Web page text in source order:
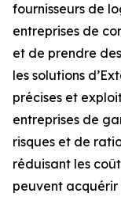
fournisseurs de
entreprises de
et de prendre
les solutions
précises et
entreprises de
risques et de
réduisant les
peuvent